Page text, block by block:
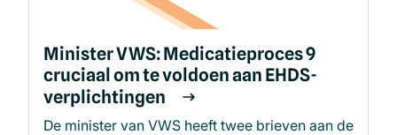
Minister VWS: Medicatieproces 9
cruciaal om te voldoen aan EHDS-
verplichtingen
De minister van VWS heeft twee brieven aan de